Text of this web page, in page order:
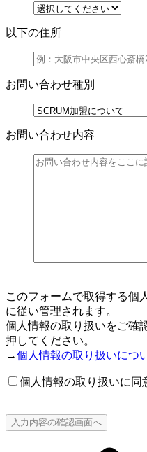
以下の住所
お問い合わせ種別
お問い合わせ内容
このフォームで取得する個
に従い管理されます。
個人情報の取り扱いをご確
押してください。
→個人情報の取り扱いにつ
個人情報の取り扱いに同